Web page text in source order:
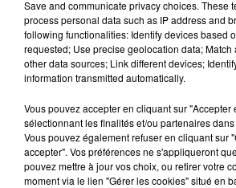
6 août 2026
+ DE MUSIQUE
Mundo Latino
Save and communicate privacy choices. These
process personal data such as IP address and
following functionalities: Identify devices based
requested; Use precise geolocation data;
other data sources; Link different devices;
information transmitted automatically.
Vous pouvez accepter en cliquant sur "Accepter
sélectionnant les finalités et/ou partenaires
Vous pouvez également refuser en cliquant sur
accepter". Vos préférences ne s'appliqueront
pouvez mettre à jour vos choix, ou retirer votre
moment via le lien "Gérer les cookies" situé en